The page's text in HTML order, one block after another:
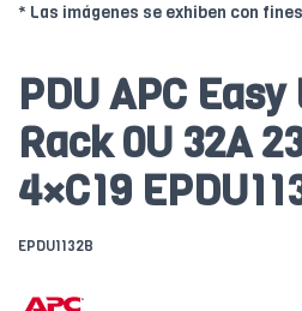
* Las imágenes se exhiben con
PDU APC
Rack 0U 32A
4×C19
EPDU1132B